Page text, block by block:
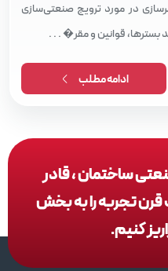
در مورد ترویج صنعتی‌سازی
بسترها، قوانین و مقر� . . .
ادامه مطلب
ساختمان ، قادر
تجربه را به بخش
کنیم.